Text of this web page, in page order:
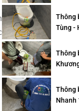
Thông
Tùng -
Thông
Thông
Nhanh